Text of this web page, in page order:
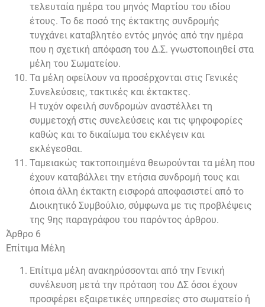
τελευταία ημέρα του μηνός Μαρτίου του ιδίου
έτους. Το δε ποσό της έκτακτης συνδρομής
τυγχάνει καταβλητέο εντός μηνός από την ημέρα
που η σχετική απόφαση του Δ.Σ. γνωστοποιηθεί στα
μέλη του Σωματείου.
Τα μέλη οφείλουν να προσέρχονται στις Γενικές
Συνελεύσεις, τακτικές και έκτακτες.
Η τυχόν οφειλή συνδρομών αναστέλλει τη
συμμετοχή στις συνελεύσεις και τις ψηφοφορίες
καθώς και το δικαίωμα του εκλέγειν και
εκλέγεσθαι.
Ταμειακώς τακτοποιημένα θεωρούνται τα μέλη που
έχουν καταβάλλει την ετήσια συνδρομή τους και
όποια άλλη έκτακτη εισφορά αποφασιστεί από το
Διοικητικό Συμβούλιο, σύμφωνα με τις προβλέψεις
της 9ης παραγράφου του παρόντος άρθρου.
Άρθρο 6
Επίτιμα Μέλη
Επίτιμα μέλη ανακηρύσσονται από την Γενική
συνέλευση μετά την πρόταση του ΔΣ όσοι έχουν
προσφέρει εξαιρετικές υπηρεσίες στο σωματείο ή